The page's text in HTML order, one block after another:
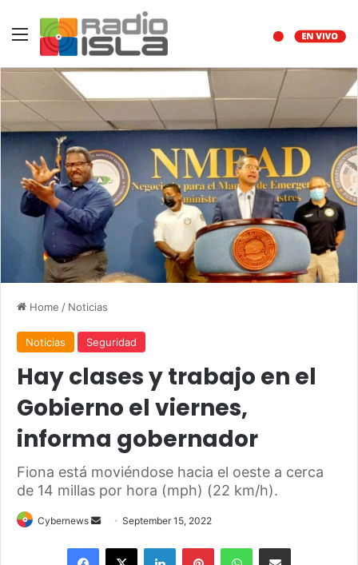
Menu
Home / Noticias
Noticias Seguridad
Hay clases y trabajo en el
Gobierno el viernes,
informa gobernador
Fiona está moviéndose hacia el oeste a cerca
de 14 millas por hora (mph) (22 km/h).
Cybernews
Send
email
September 15, 2022
Facebook
X LinkedInPinterestWhatsAppShare via Email